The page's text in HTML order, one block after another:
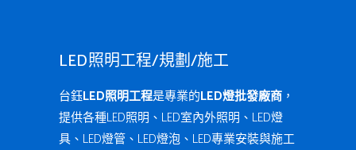
LED照明工程/規劃/施工
台鈺LED照明工程是專業的LED燈批發廠商 ，
提供各種LED照明、LED室內外照明、LED燈
具、LED燈管、LED燈泡、LED專業安裝與施工